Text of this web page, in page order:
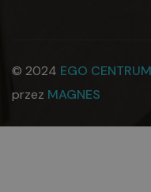
© 2024 EGO
przez MAGNES